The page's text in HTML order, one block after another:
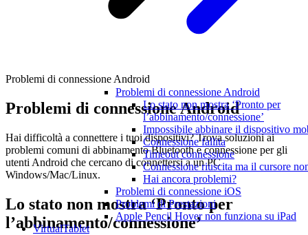
Problemi di connessione Android
Lo stato non mostra ‘Pronto per
l’abbinamento/connessione’
Impossibile abbinare il dispositivo
Connessione fallita
Timeout connessione
Connessione riuscita ma il cursore
Hai ancora problemi?
Problemi di connessione iOS
Problemi di Prestazioni
Apple Pencil Hover non funziona su iPad
VirtualTablet
Problemi di connessione Android
Problemi di connessione Android
Hai difficoltà a connettere i tuoi dispositivi? Trova soluzioni ai
problemi comuni di abbinamento Bluetooth e connessione per gli
utenti Android che cercano di connettersi a un PC
Windows/Mac/Linux.
Lo stato non mostra ‘Pronto per
l’abbinamento/connessione’